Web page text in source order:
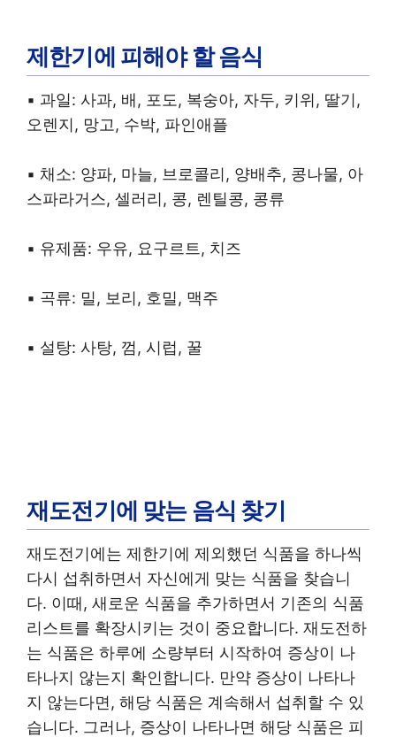
제한기에 피해야 할 음식
▪︎ 과일: 사과, 배, 포도, 복숭아, 자두, 키위, 딸기,
오렌지, 망고, 수박, 파인애플
▪︎ 채소: 양파, 마늘, 브로콜리, 양배추, 콩나물, 아
스파라거스, 셀러리, 콩, 렌틸콩, 콩류
▪︎ 유제품: 우유, 요구르트, 치즈
▪︎ 곡류: 밀, 보리, 호밀, 맥주
▪︎ 설탕: 사탕, 껌, 시럽, 꿀
재도전기에 맞는 음식 찾기
재도전기에는 제한기에 제외했던 식품을 하나씩
다시 섭취하면서 자신에게 맞는 식품을 찾습니
다. 이때, 새로운 식품을 추가하면서 기존의 식품
리스트를 확장시키는 것이 중요합니다. 재도전하
는 식품은 하루에 소량부터 시작하여 증상이 나
타나지 않는지 확인합니다. 만약 증상이 나타나
지 않는다면, 해당 식품은 계속해서 섭취할 수 있
습니다. 그러나, 증상이 나타나면 해당 식품은 피